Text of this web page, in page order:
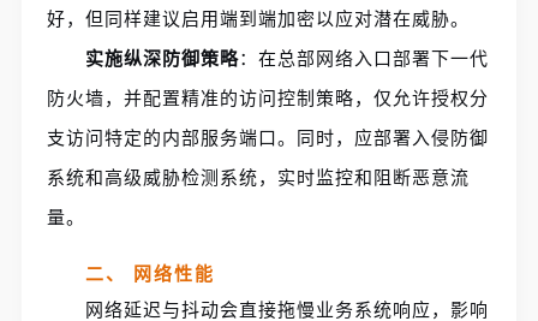
好，但同样建议启用端到端加密以应对潜在威胁。
实施纵深防御策略：在总部网络入口部署下一代
防火墙，并配置精准的访问控制策略，仅允许授权分
支访问特定的内部服务端口。同时，应部署入侵防御
系统和高级威胁检测系统，实时监控和阻断恶意流
量。
二、 网络性能
网络延迟与抖动会直接拖慢业务系统响应，影响